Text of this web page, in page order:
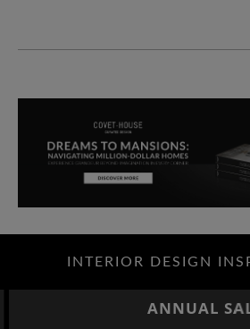
INTERIOR DESIGN
ANNUAL